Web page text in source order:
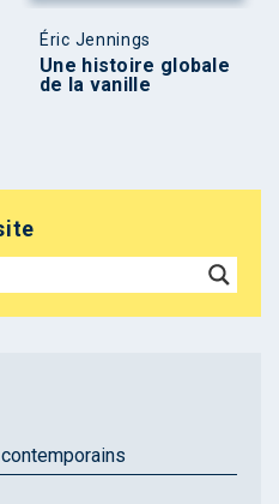
Éric Jennings
Une histoire globale
de la vanille